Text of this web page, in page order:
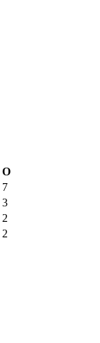
О
7
3
2
2